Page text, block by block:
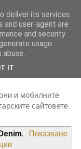
и мобилните
сайтовете.
.
Показване
deliver its services
and user-agent are
and security
usage
IT